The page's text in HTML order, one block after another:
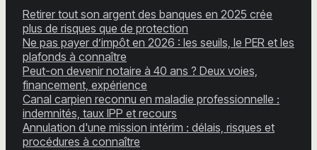
Retirer tout son argent des banques en 2025 crée
plus de risques que de protection
Ne pas payer d’impôt en 2026 : les seuils, le PER et les
plafonds à connaître
Peut-on devenir notaire à 40 ans ? Deux voies,
financement, expérience
Canal carpien reconnu en maladie professionnelle :
indemnités, taux IPP et recours
Annulation d'une mission intérim : délais, risques et
procédures à connaître